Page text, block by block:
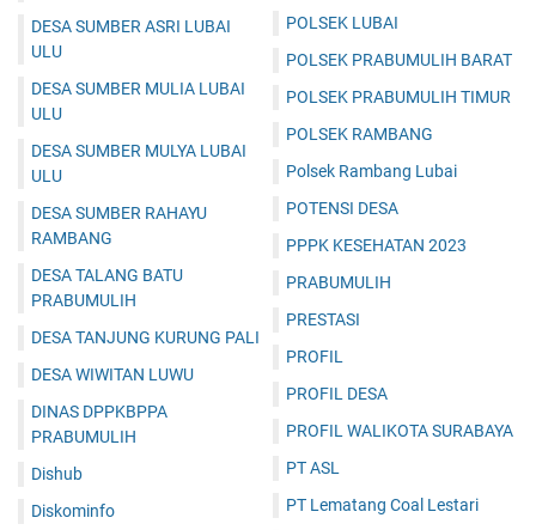
DESA SUMBER ASRI LUBAI
ULU
DESA SUMBER MULIA LUBAI
ULU
DESA SUMBER MULYA LUBAI
ULU
DESA SUMBER RAHAYU
RAMBANG
DESA TALANG BATU
PRABUMULIH
DESA TANJUNG KURUNG PALI
DESA WIWITAN LUWU
DINAS DPPKBPPA
PRABUMULIH
Dishub
Diskominfo
POLSEK LUBAI
POLSEK PRABUMULIH BARAT
POLSEK PRABUMULIH TIMUR
POLSEK RAMBANG
Polsek Rambang Lubai
POTENSI DESA
PPPK KESEHATAN 2023
PRABUMULIH
PRESTASI
PROFIL
PROFIL DESA
PROFIL WALIKOTA SURABAYA
PT ASL
PT Lematang Coal Lestari